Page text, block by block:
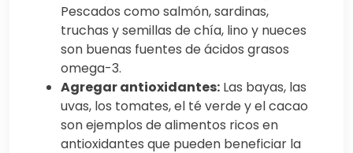
Pescados como salmón, sardinas,
truchas y semillas de chía, lino y nueces
son buenas fuentes de ácidos grasos
omega-3.
Agregar antioxidantes: Las bayas, las
uvas, los tomates, el té verde y el cacao
son ejemplos de alimentos ricos en
antioxidantes que pueden beneficiar la